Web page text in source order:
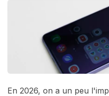
En 2026, on a un peu